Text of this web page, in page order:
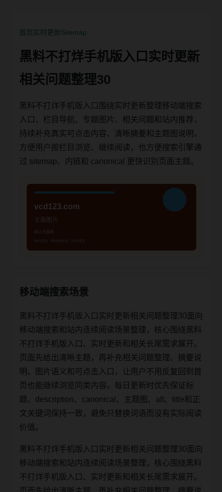
首页实时更新Sitemap
黑料不打烊手机版入口实时更新
相关问题整理30
黑料不打烊手机版入口围绕实时更新整理移动端搜索
入口、栏目导航、专题图片、相关问题和站内推荐，
持续补充真实可点击内容、清晰摘要和主题图说明，
方便用户按栏目浏览、继续阅读，也方便搜索引擎通
过 sitemap、内链和 canonical 更快识别页面主题。
移动端搜索场景
黑料不打烊手机版入口实时更新相关问题整理30面向
移动端搜索和站内连续阅读场景整理，核心围绕黑料
不打烊手机版入口、实时更新和相关长尾需求展开。
页面先给出清晰主题，再补充相关问题整理、摘要说
明、图片语义和可点击入口，让用户不用反复回到首
页也能继续浏览同类内容。每日更新时优先保证标
题、description、canonical、主题图、alt、title和正
文关键词保持一致，避免只替换词语而没有实际阅读
价值。
黑料不打烊手机版入口实时更新相关问题整理30面向
移动端搜索和站内连续阅读场景整理，核心围绕黑料
不打烊手机版入口、实时更新和相关长尾需求展开。